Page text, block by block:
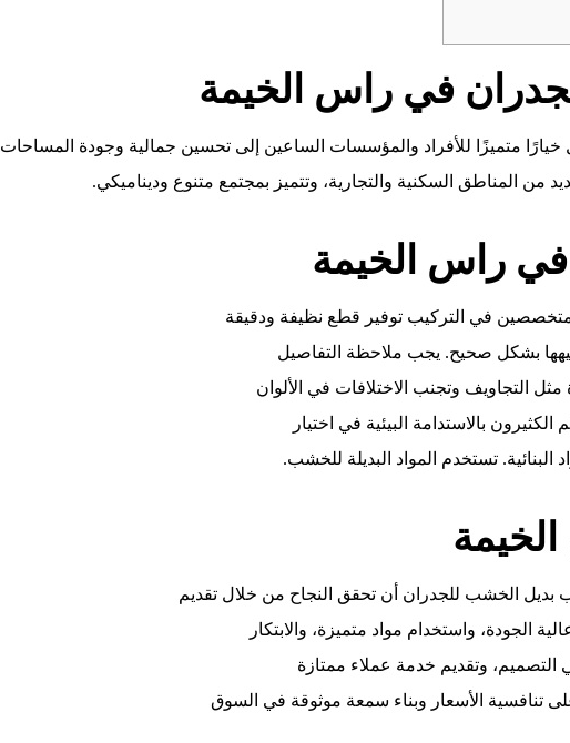
في راس الخيمة
خيارًا متميزًا للأفراد والمؤسسات الساعين إلى تحسين جمالية وجودة المساحات
من المناطق السكنية والتجارية، وتتميز بمجتمع متنوع وديناميكي.
راس الخيمة
في التركيب توفير قطع نظيفة ودقيقة
بشكل صحيح. يجب ملاحظة التفاصيل
مثل التجاويف وتجنب الاختلافات في الألوان
الكثيرون بالاستدامة البيئية في اختيار
البنائية. تستخدم المواد البديلة للخشب.
بديل الخشب للجدران أن تحقق النجاح من خلال تقديم
الجودة، واستخدام مواد متميزة، والابتكار
التصميم، وتقديم خدمة عملاء ممتازة
تنافسية الأسعار وبناء سمعة موثوقة في السوق